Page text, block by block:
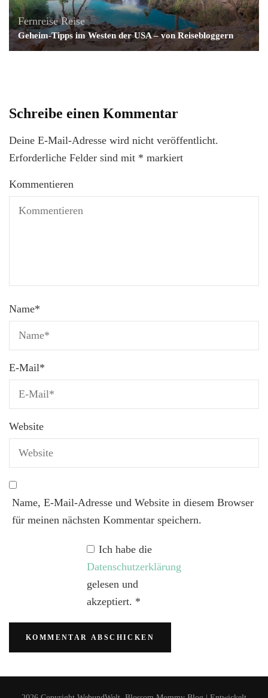
Fernreise Reise
Geheim-Tipps im Westen der USA – von Reisebloggern
Schreibe einen Kommentar
Deine E-Mail-Adresse wird nicht veröffentlicht.
Erforderliche Felder sind mit * markiert
Kommentieren
Name*
E-Mail*
Website
Name, E-Mail-Adresse und Website in diesem Browser
für meinen nächsten Kommentar speichern.
Ich habe die
Datenschutzerklärung
gelesen und
akzeptiert. *